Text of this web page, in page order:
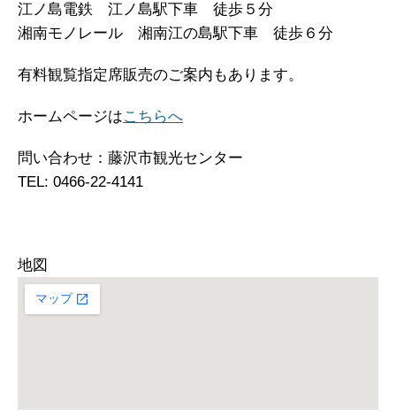
江ノ島電鉄 江ノ島駅下車 徒歩５分
湘南モノレール 湘南江の島駅下車 徒歩６分
有料観覧指定席販売のご案内もあります。
ホームページはこちらへ
問い合わせ：藤沢市観光センター
TEL: 0466-22-4141
地図